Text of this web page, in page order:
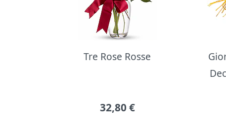
Tre Rose Rosse
32,80 €